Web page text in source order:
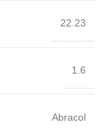
22.23
1.6
Abracol